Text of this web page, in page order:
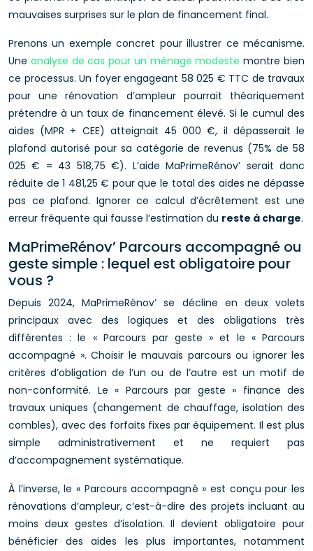
mauvaises surprises sur le plan de financement final.
Prenons un exemple concret pour illustrer ce mécanisme.
Une analyse de cas pour un ménage modeste montre bien
ce processus. Un foyer engageant 58 025 € TTC de travaux
pour une rénovation d’ampleur pourrait théoriquement
prétendre à un taux de financement élevé. Si le cumul des
aides (MPR + CEE) atteignait 45 000 €, il dépasserait le
plafond autorisé pour sa catégorie de revenus (75% de 58
025 € = 43 518,75 €). L’aide MaPrimeRénov’ serait donc
réduite de 1 481,25 € pour que le total des aides ne dépasse
pas ce plafond. Ignorer ce calcul d’écrêtement est une
erreur fréquente qui fausse l’estimation du reste à charge.
MaPrimeRénov’ Parcours accompagné ou
geste simple : lequel est obligatoire pour
vous ?
Depuis 2024, MaPrimeRénov’ se décline en deux volets
principaux avec des logiques et des obligations très
différentes : le « Parcours par geste » et le « Parcours
accompagné ». Choisir le mauvais parcours ou ignorer les
critères d’obligation de l’un ou de l’autre est un motif de
non-conformité. Le « Parcours par geste » finance des
travaux uniques (changement de chauffage, isolation des
combles), avec des forfaits fixes par équipement. Il est plus
simple administrativement et ne requiert pas
d’accompagnement systématique.
À l’inverse, le « Parcours accompagné » est conçu pour les
rénovations d’ampleur, c’est-à-dire des projets incluant au
moins deux gestes d’isolation. Il devient obligatoire pour
bénéficier des aides les plus importantes, notamment